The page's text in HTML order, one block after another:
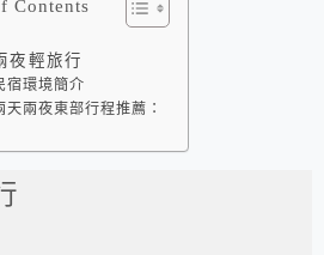
Contents
夜輕旅行
宿環境簡介
天兩夜東部行程推薦：